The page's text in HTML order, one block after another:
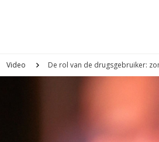
Video De rol van de drugsgebruiker: